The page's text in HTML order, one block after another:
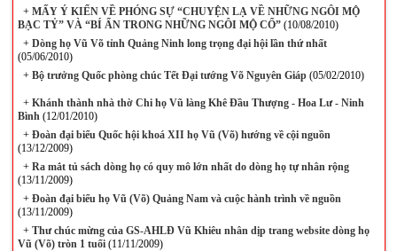
+MẤY Ý KIẾN VỀ PHÓNG SỰ “CHUYỆN LẠ VỀ NHỮNG NGÔI MỘ
BẠC TỶ” VÀ “BÍ ẨN TRONG NHỮNG NGÔI MỘ CỔ”(10/08/2010)
+Dòng họ Vũ Võ tỉnh Quảng Ninh long trọng đại hội lần thứ nhất
(05/06/2010)
+Bộ trưởng Quốc phòng chúc Tết Đại tướng Võ Nguyên Giáp(05/02/2010)
+Khánh thành nhà thờ Chi họ Vũ làng Khê Đầu Thượng - Hoa Lư - Ninh
Bình(12/01/2010)
+Đoàn đại biểu Quốc hội khoá XII họ Vũ (Võ) hướng về cội nguồn
(13/12/2009)
+Ra mắt tủ sách dòng họ có quy mô lớn nhất do dòng họ tự nhân rộng
(13/11/2009)
+Đoàn đại biểu họ Vũ (Võ) Quảng Nam và cuộc hành trình về nguồn
(13/11/2009)
+Thư chúc mừng của GS-AHLĐ Vũ Khiêu nhân dịp trang website dòng họ
Vũ (Võ) tròn 1 tuổi(11/11/2009)